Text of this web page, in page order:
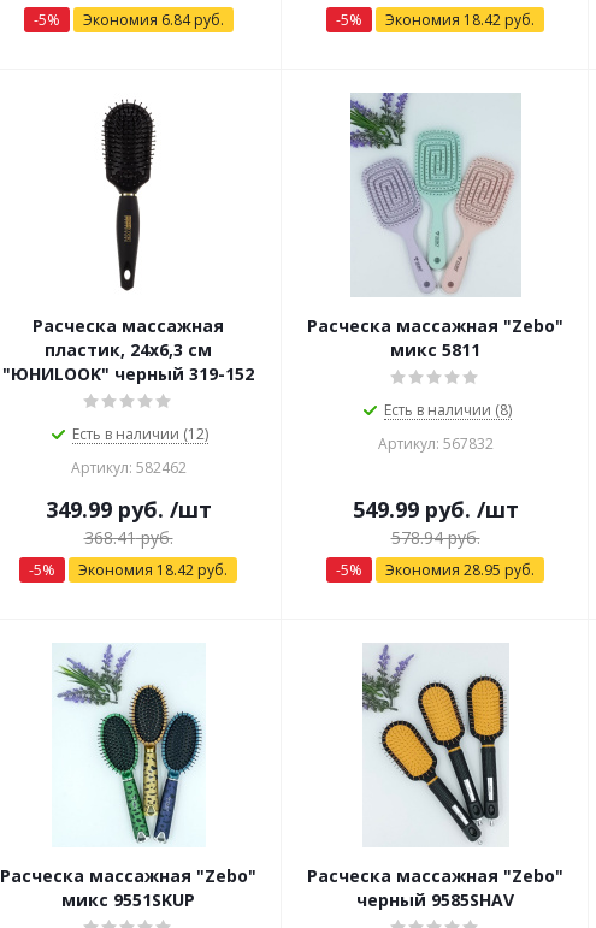
-5% Экономия 6.84руб. -5% Экономия 18.42 руб.
Расческа массажная
пластик, 24х6,3 см
"ЮНИLOOK" черный 319-152
Есть в наличии (12)
Артикул: 582462
349.99руб. /шт
368.41руб.
-5% Экономия 18.42 руб.
Расческа массажная "Zebo"
микс 5811
Есть в наличии (8)
Артикул: 567832
549.99руб. /шт
578.94руб.
-5% Экономия 28.95 руб.
Расческа массажная "Zebo"
микс 9551SKUP
Расческа массажная "Zebo"
черный 9585SHAV